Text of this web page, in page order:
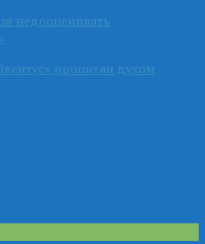
недооценивать
пропитан духом